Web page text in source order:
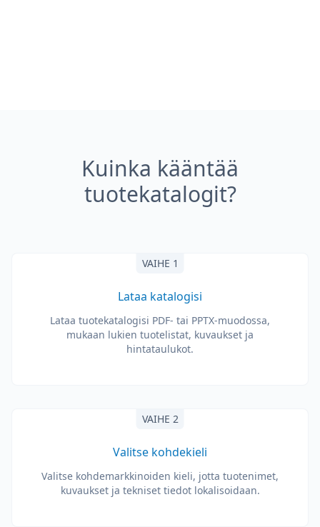
Kuinka kääntää
tuotekatalogit?
VAIHE 1
Lataa katalogisi
Lataa tuotekatalogisi PDF- tai PPTX-muodossa,
mukaan lukien tuotelistat, kuvaukset ja
hintataulukot.
VAIHE 2
Valitse kohdekieli
Valitse kohdemarkkinoiden kieli, jotta tuotenimet,
kuvaukset ja tekniset tiedot lokalisoidaan.